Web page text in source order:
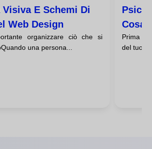
E Schemi Di
Web Design
organizzare ciò che si
una persona...
Cosa
Tua
Prima
del tuo